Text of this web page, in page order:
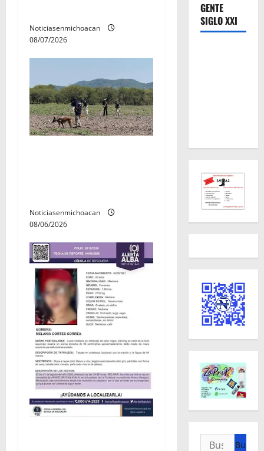
d
a
s
Noticiasenmichoacan
08/07/2026
Noticiasenmichoacan
08/06/2026
GENTE
SIGLO XXI
Buscar: